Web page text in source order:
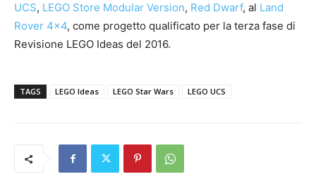
UCS, LEGO Store Modular Version, Red Dwarf, al Land
Rover 4×4, come progetto qualificato per la terza fase di
Revisione LEGO Ideas del 2016.
TAGS LEGO Ideas LEGO Star Wars LEGO UCS